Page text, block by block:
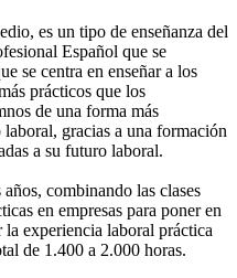
es un tipo de enseñanza del
Español que se
se centra en enseñar a los
prácticos que los
de una forma más
gracias a una formación
a su futuro laboral.
combinando las clases
en empresas para poner en
experiencia laboral práctica
de 1.400 a 2.000 horas.